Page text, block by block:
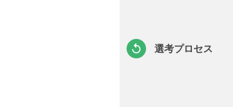
選考プロセス